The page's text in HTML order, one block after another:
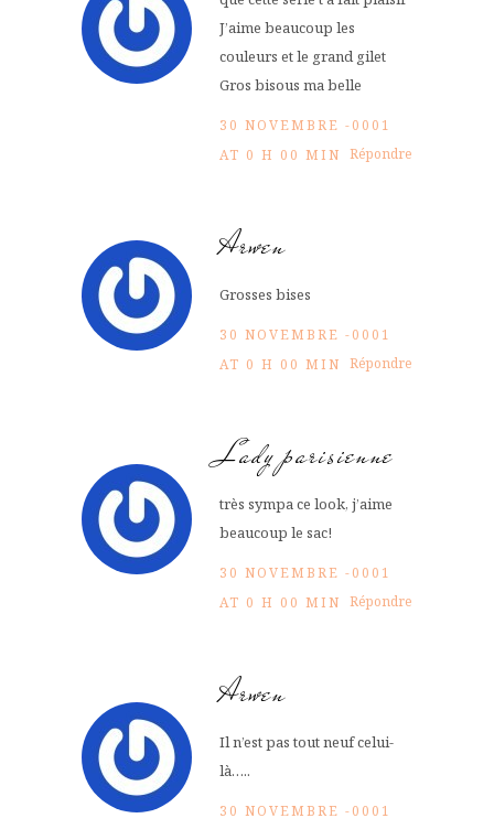
J’aime beaucoup les
couleurs et le grand gilet
Gros bisous ma belle
30 NOVEMBRE -0001
AT 0 H 00 MIN Répondre
Arwen
Grosses bises
30 NOVEMBRE -0001
AT 0 H 00 MIN Répondre
Lady parisienne
très sympa ce look, j’aime
beaucoup le sac!
30 NOVEMBRE -0001
AT 0 H 00 MIN Répondre
Arwen
Il n’est pas tout neuf celui-
là…..
30 NOVEMBRE -0001